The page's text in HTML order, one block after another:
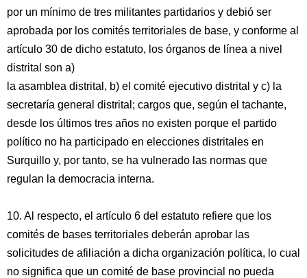
por un mínimo de tres militantes partidarios y debió ser
aprobada por los comités territoriales de base, y conforme al
artículo 30 de dicho estatuto, los órganos de línea a nivel
distrital son a)
la asamblea distrital, b) el comité ejecutivo distrital y c) la
secretaría general distrital; cargos que, según el tachante,
desde los últimos tres años no existen porque el partido
político no ha participado en elecciones distritales en
Surquillo y, por tanto, se ha vulnerado las normas que
regulan la democracia interna.
10. Al respecto, el artículo 6 del estatuto refiere que los
comités de bases territoriales deberán aprobar las
solicitudes de afiliación a dicha organización política, lo cual
no significa que un comité de base provincial no pueda